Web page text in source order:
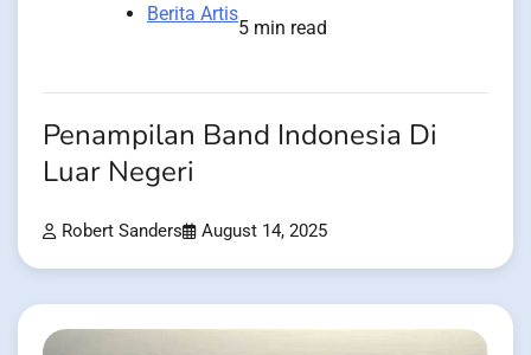
Berita Artis
5 min read
Penampilan Band Indonesia Di
Luar Negeri
Robert Sanders August 14, 2025